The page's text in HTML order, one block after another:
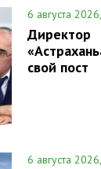
6 августа
Директор
свой пост
6 августа